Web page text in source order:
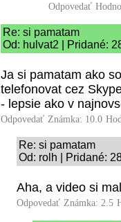
Odpovedať
Re: si pamatam
Od: hulvat2 | Pridané:
Ja si pamatam ako
telefonovat cez
- lepsie ako v
Odpovedať Známka: 10.0
Re: si pamatam
Od: rolh | Pridané:
Aha, a video si
Odpovedať Známka: 2.5